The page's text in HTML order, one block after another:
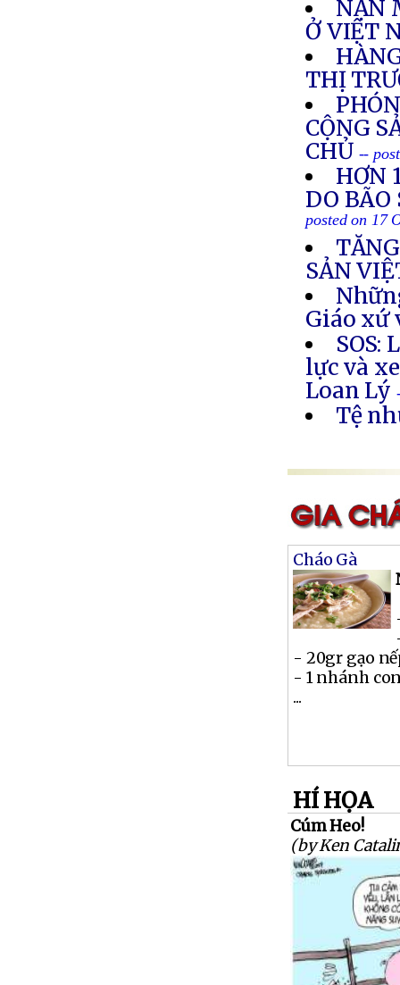
NẠN
Ở VIỆT
THỊ
CỘNG
CHỦ --
HƠN
DO
posted on 17
SẢN
Giáo xứ
lực và
Loan Lý
Tệ
Cháo Gà
- 20gr gạo
- 1 nhánh
...
HÍ HỌA
Cúm Heo!
(by Ken